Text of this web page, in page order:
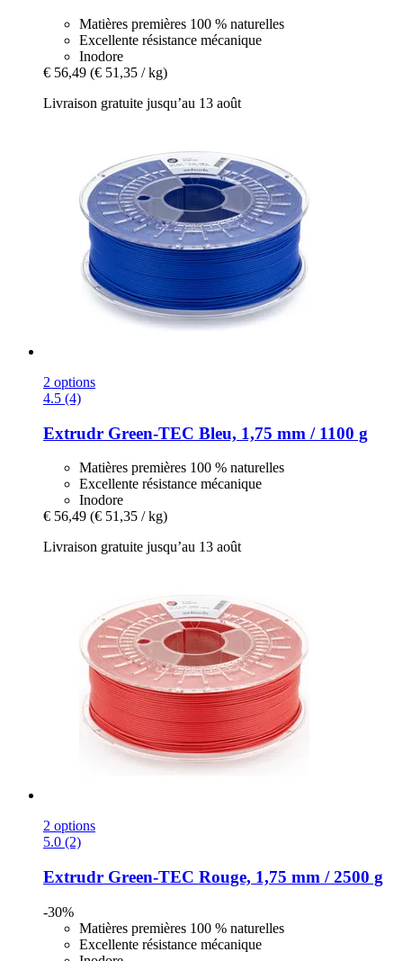
Matières premières 100 % naturelles
Excellente résistance mécanique
Inodore
€ 56,49 (€ 51,35 / kg)
Livraison gratuite jusqu’au 13 août
2 options
4.5 (4)
Extrudr Green-​TEC Bleu, 1,75 mm / 1100 g
Matières premières 100 % naturelles
Excellente résistance mécanique
Inodore
€ 56,49 (€ 51,35 / kg)
Livraison gratuite jusqu’au 13 août
2 options
5.0 (2)
Extrudr Green-​TEC Rouge, 1,75 mm / 2500 g
-30%
Matières premières 100 % naturelles
Excellente résistance mécanique